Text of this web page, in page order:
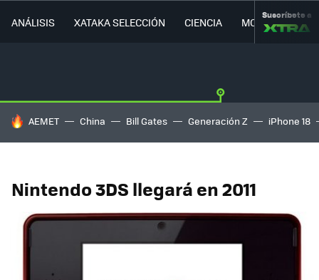
ANÁLISIS XATAKA SELECCIÓN CIENCIA MOVILIDAD
Suscríbete a
HOY SE HABLA DE
AEMET China Bill Gates Generación Z iPhone 18
Nintendo 3DS llegará en 2011